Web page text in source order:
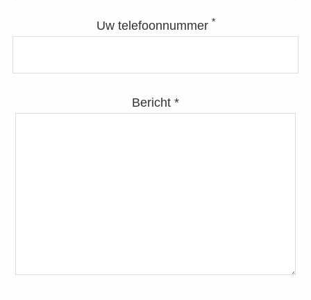
Uw telefoonnummer *
Bericht *